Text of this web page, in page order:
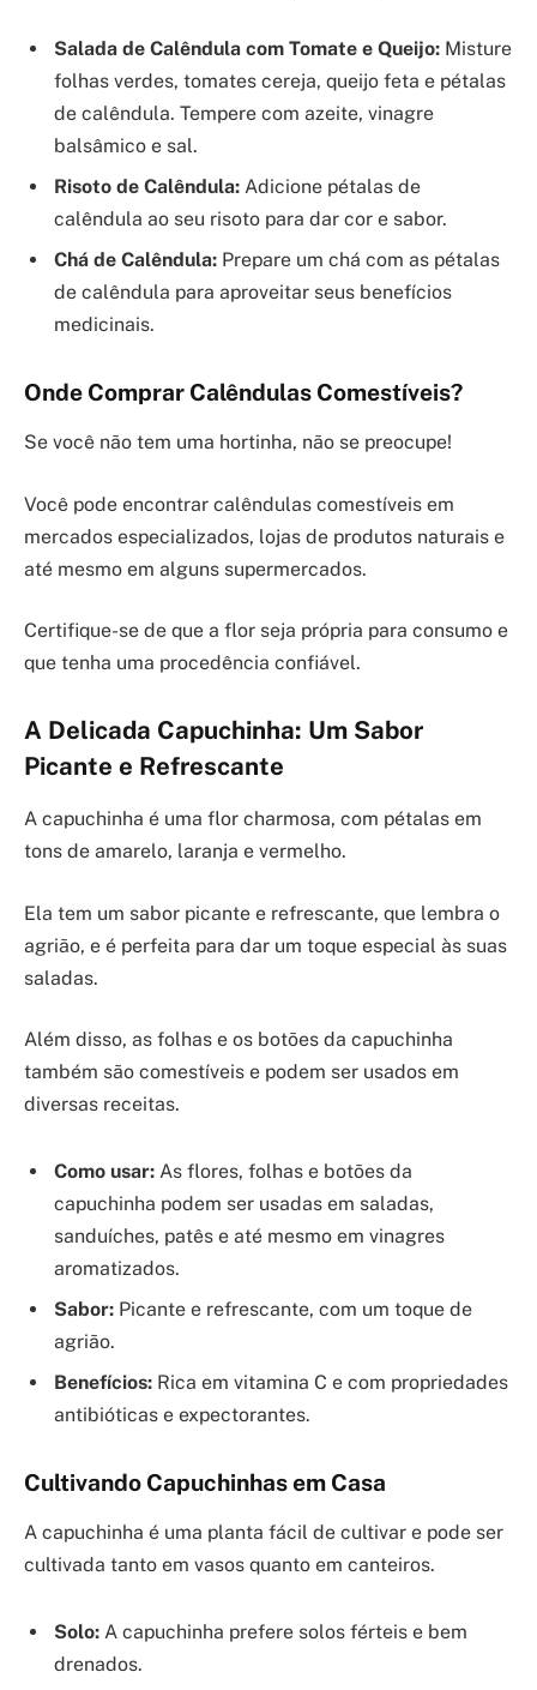
Salada de Calêndula com Tomate e Queijo: Misture
folhas verdes, tomates cereja, queijo feta e pétalas
de calêndula. Tempere com azeite, vinagre
balsâmico e sal.
Risoto de Calêndula: Adicione pétalas de
calêndula ao seu risoto para dar cor e sabor.
Chá de Calêndula: Prepare um chá com as pétalas
de calêndula para aproveitar seus benefícios
medicinais.
Onde Comprar Calêndulas Comestíveis?
Se você não tem uma hortinha, não se preocupe!
Você pode encontrar calêndulas comestíveis em
mercados especializados, lojas de produtos naturais e
até mesmo em alguns supermercados.
Certifique-se de que a flor seja própria para consumo e
que tenha uma procedência confiável.
A Delicada Capuchinha: Um Sabor
Picante e Refrescante
A capuchinha é uma flor charmosa, com pétalas em
tons de amarelo, laranja e vermelho.
Ela tem um sabor picante e refrescante, que lembra o
agrião, e é perfeita para dar um toque especial às suas
saladas.
Além disso, as folhas e os botões da capuchinha
também são comestíveis e podem ser usados em
diversas receitas.
Como usar: As flores, folhas e botões da
capuchinha podem ser usadas em saladas,
sanduíches, patês e até mesmo em vinagres
aromatizados.
Sabor: Picante e refrescante, com um toque de
agrião.
Benefícios: Rica em vitamina C e com propriedades
antibióticas e expectorantes.
Cultivando Capuchinhas em Casa
A capuchinha é uma planta fácil de cultivar e pode ser
cultivada tanto em vasos quanto em canteiros.
Solo: A capuchinha prefere solos férteis e bem
drenados.